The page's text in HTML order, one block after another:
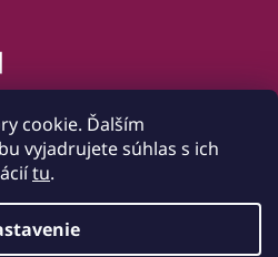
cookie. Ďalším
vyjadrujete súhlas s ich
tu.